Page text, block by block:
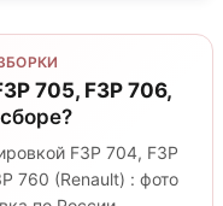
705, F3P 706,
F3P 704, F3P
760 (Renault) : фото